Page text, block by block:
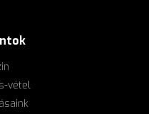
vétel